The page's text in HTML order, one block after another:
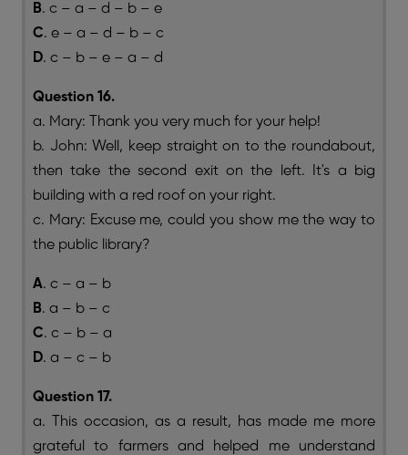
B. c – a – d – b – e
C. e – a – d – b – c
D. c – b – e – a – d
Question 16.
a. Mary: Thank you very much for your help!
b. John: Well, keep straight on to the roundabout,
then take the second exit on the left. It's a big
building with a red roof on your right.
c. Mary: Excuse me, could you show me the way to
the public library?
A. c – a – b
B. a – b – c
C. c – b – a
D. a – c – b
Question 17.
a. This occasion, as a result, has made me more
grateful to farmers and helped me understand